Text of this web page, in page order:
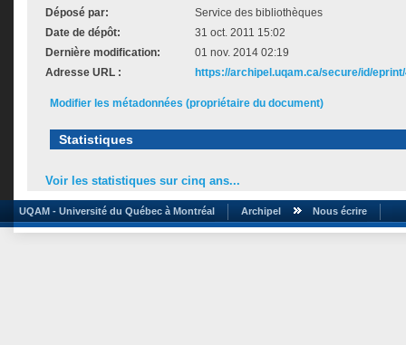
Déposé par:
Service des bibliothèques
Date de dépôt:
31 oct. 2011 15:02
Dernière modification:
01 nov. 2014 02:19
Adresse URL :
https://archipel.uqam.ca/secure/id/
Modifier les métadonnées (propriétaire du document)
Statistiques
Voir les statistiques sur cinq ans...
UQAM - Université du Québec à Montréal Archipel Nous écrire